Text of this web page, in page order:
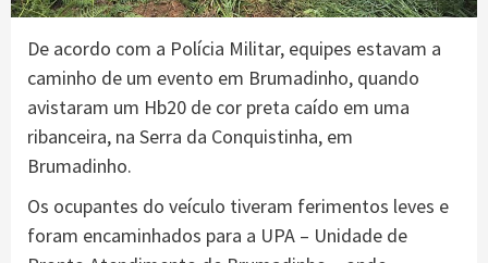
De acordo com a Polícia Militar, equipes estavam a
caminho de um evento em Brumadinho, quando
avistaram um Hb20 de cor preta caído em uma
ribanceira, na Serra da Conquistinha, em
Brumadinho.
Os ocupantes do veículo tiveram ferimentos leves e
foram encaminhados para a UPA – Unidade de